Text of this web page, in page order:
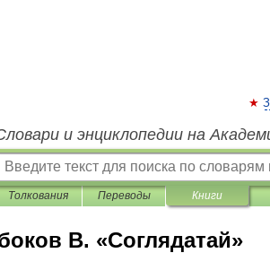
и энциклопедии на
Толкования Переводы Книги
В. «Соглядатай»